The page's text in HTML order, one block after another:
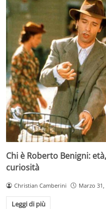
Chi è Roberto Benigni:
curiosità
Christian Camberini Marzo 31,
Leggi di più